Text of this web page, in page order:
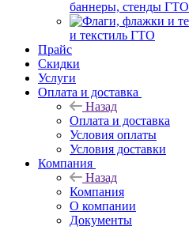
баннеры, стенды ГТО
и текстиль ГТО
Прайс
Скидки
Услуги
Оплата и доставка
Назад
Оплата и доставка
Условия оплаты
Условия доставки
Компания
Назад
Компания
О компании
Документы